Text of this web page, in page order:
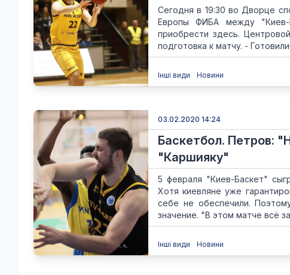
Сегодня в 19:30 во Дворце
Европы ФИБА между "Киев-
приобрести здесь.
подготовка к матчу. -
Інші види Новини
03.02.2020 14:24
Баскетбол. Петров:
"Каршияку"
5 февраля "Киев-Баскет"
Хотя киевляне уже
себе не обеспечили.
значение. "В этом матче всё
Інші види Новини